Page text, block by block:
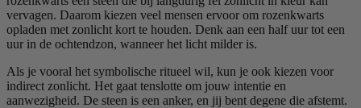
vervagen. Daarom kiezen veel mensen ervoor om rozenkwarts
opladen met zonlicht kort te houden. Denk aan een half uur tot een
uur in de ochtendzon, wanneer het licht milder is.
Als je vooral het symbolische ritueel wil, kun je ook kiezen voor
indirect zonlicht. Het gaat tenslotte om jouw intentie en
aanwezigheid. De steen is een anker, en jij bent degene die afstemt.